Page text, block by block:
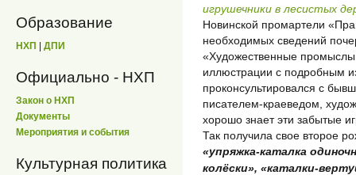
Образование
НХП | ДПИ
Официально - НХП
Закон о НХП
Документы
Мероприятия и события
Культурная политика
игрушечники в лесистых
Новинской промартели
необходимых сведений
«Художественные промыслы
иллюстрации с подробным
проконсультировался с
писателем-краеведом,
хорошо знает эти забытые
Так получила свое второе
«упряжка-каталка
колёски», «каталки-